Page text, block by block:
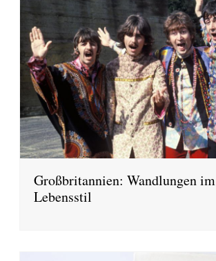
Großbritannien: Wandlungen im
Lebensstil